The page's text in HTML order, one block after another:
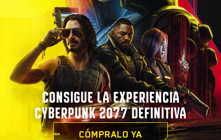
CONSIGUE LA EXPERIENCIA
CYBERPUNK 2077 DEFINITIVA
CÓMPRALO YA